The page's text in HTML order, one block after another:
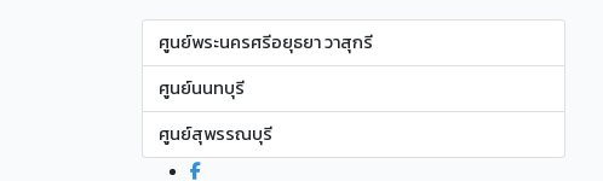
ศูนย์พระนครศรีอยุธยา วาสุกรี
ศูนย์นนทบุรี
ศูนย์สุพรรณบุรี